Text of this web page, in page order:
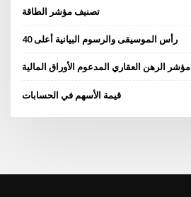
تصنيف مؤشر الطاقة
رأس الموسيقى والرسوم البيانية أعلى 40
مؤشر الرهن العقاري المدعوم الأوراق المالية
قيمة الأسهم في الحسابات